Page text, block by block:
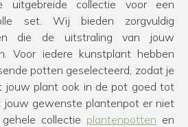
uitgebreide collectie voor een
set. Wij bieden zorgvuldig
die de uitstraling van jouw
Voor iedere kunstplant hebben
potten geselecteerd, zodat je
jouw plant ook in de pot goed tot
jouw gewenste plantenpot er niet
collectie plantenpotten en